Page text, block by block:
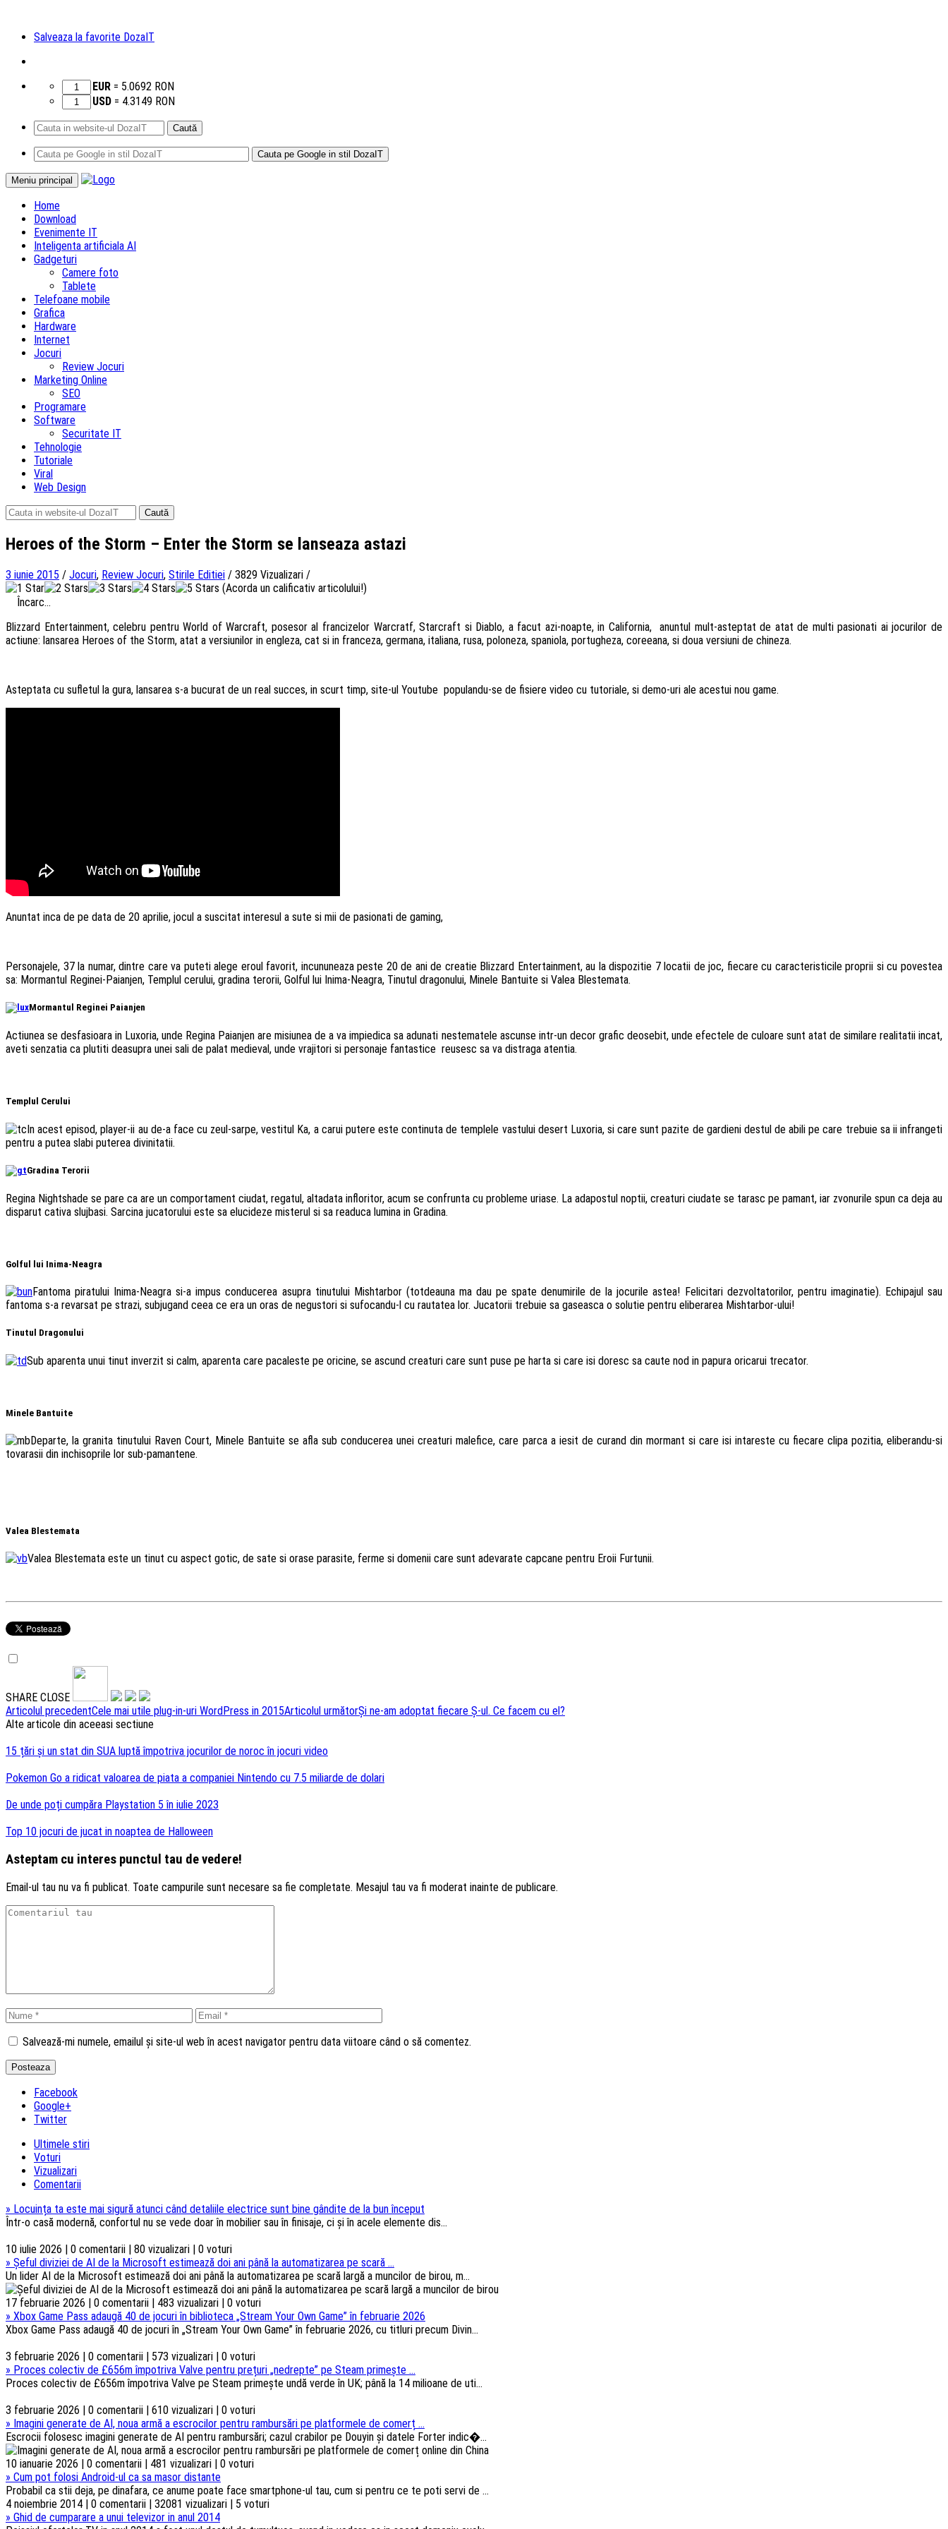
Salveaza la favorite DozaIT
EUR = 5.0692 RON
USD = 4.3149 RON
Caută
după:
Meniu principal
Sari
Home
Download
Evenimente IT
Inteligenta artificiala AI
Gadgeturi
Camere foto
Tablete
Telefoane mobile
Grafica
Hardware
Internet
Jocuri
Review Jocuri
Marketing Online
SEO
Programare
Software
Securitate IT
Tehnologie
Tutoriale
Viral
Web Design
Caută
după:
Heroes of the Storm – Enter the Storm se lanseaza astazi
3 iunie 2015 / Jocuri, Review Jocuri, Stirile Editiei / 3829 Vizualizari /
(Acorda un calificativ articolului!)
Încarc...
Blizzard Entertainment, celebru pentru World of Warcraft, posesor al francizelor Warcratf, Starcraft si Diablo, a facut azi-noapte, in California, anuntul mult-asteptat de atat de multi pasionati ai jocurilor de
actiune: lansarea Heroes of the Storm, atat a versiunilor in engleza, cat si in franceza, germana, italiana, rusa, poloneza, spaniola, portugheza, coreeana, si doua versiuni de chineza.
Asteptata cu sufletul la gura, lansarea s-a bucurat de un real succes, in scurt timp, site-ul Youtube populandu-se de fisiere video cu tutoriale, si demo-uri ale acestui nou game.
Anuntat inca de pe data de 20 aprilie, jocul a suscitat interesul a sute si mii de pasionati de gaming,
Personajele, 37 la numar, dintre care va puteti alege eroul favorit, incununeaza peste 20 de ani de creatie Blizzard Entertainment, au la dispozitie 7 locatii de joc, fiecare cu caracteristicile proprii si cu povestea
sa: Mormantul Reginei-Paianjen, Templul cerului, gradina terorii, Golful lui Inima-Neagra, Tinutul dragonului, Minele Bantuite si Valea Blestemata.
Mormantul Reginei Paianjen
Actiunea se desfasioara in Luxoria, unde Regina Paianjen are misiunea de a va impiedica sa adunati nestematele ascunse intr-un decor grafic deosebit, unde efectele de culoare sunt atat de similare realitatii incat,
aveti senzatia ca plutiti deasupra unei sali de palat medieval, unde vrajitori si personaje fantastice reusesc sa va distraga atentia.
Templul Cerului
In acest episod, player-ii au de-a face cu zeul-sarpe, vestitul Ka, a carui putere este continuta de templele vastului desert Luxoria, si care sunt pazite de gardieni destul de abili pe care trebuie sa ii infrangeti
pentru a putea slabi puterea divinitatii.
Gradina Terorii
Regina Nightshade se pare ca are un comportament ciudat, regatul, altadata infloritor, acum se confrunta cu probleme uriase. La adapostul noptii, creaturi ciudate se tarasc pe pamant, iar zvonurile spun ca deja au
disparut cativa slujbasi. Sarcina jucatorului este sa elucideze misterul si sa readuca lumina in Gradina.
Golful lui Inima-Neagra
Fantoma piratului Inima-Neagra si-a impus conducerea asupra tinutului Mishtarbor (totdeauna ma dau pe spate denumirile de la jocurile astea! Felicitari dezvoltatorilor, pentru imaginatie). Echipajul sau
fantoma s-a revarsat pe strazi, subjugand ceea ce era un oras de negustori si sufocandu-l cu rautatea lor. Jucatorii trebuie sa gaseasca o solutie pentru eliberarea Mishtarbor-ului!
Tinutul Dragonului
Sub aparenta unui tinut inverzit si calm, aparenta care pacaleste pe oricine, se ascund creaturi care sunt puse pe harta si care isi doresc sa caute nod in papura oricarui trecator.
Minele Bantuite
Departe, la granita tinutului Raven Court, Minele Bantuite se afla sub conducerea unei creaturi malefice, care parca a iesit de curand din mormant si care isi intareste cu fiecare clipa pozitia, eliberandu-si
tovarasii din inchisoprile lor sub-pamantene.
Valea Blestemata
Valea Blestemata este un tinut cu aspect gotic, de sate si orase parasite, ferme si domenii care sunt adevarate capcane pentru Eroii Furtunii.
SHARE CLOSE
Navigare
articole
Articolul precedentCele mai utile plug-in-uri WordPress in 2015Articolul următorŞi ne-am adoptat fiecare Ş-ul. Ce facem cu el?
Alte articole din aceeasi sectiune
15 țări și un stat din SUA luptă împotriva jocurilor de noroc în jocuri video
Pokemon Go a ridicat valoarea de piata a companiei Nintendo cu 7.5 miliarde de dolari
De unde poți cumpăra Playstation 5 în iulie 2023
Top 10 jocuri de jucat in noaptea de Halloween
Asteptam cu interes punctul tau de vedere!
Email-ul tau nu va fi publicat. Toate campurile sunt necesare sa fie completate. Mesajul tau va fi moderat inainte de publicare.
Salvează-mi numele, emailul și site-ul web în acest navigator pentru data viitoare când o să comentez.
Facebook
Google+
Twitter
Ultimele stiri
Voturi
Vizualizari
Comentarii
» Locuința ta este mai sigură atunci când detaliile electrice sunt bine gândite de la bun început
Într-o casă modernă, confortul nu se vede doar în mobilier sau în finisaje, ci și în acele elemente dis...
10 iulie 2026 | 0 comentarii | 80 vizualizari | 0 voturi
» Șeful diviziei de AI de la Microsoft estimează doi ani până la automatizarea pe scară ...
Un lider AI de la Microsoft estimează doi ani până la automatizarea pe scară largă a muncilor de birou, m...
17 februarie 2026 | 0 comentarii | 483 vizualizari | 0 voturi
» Xbox Game Pass adaugă 40 de jocuri în biblioteca „Stream Your Own Game” în februarie 2026
Xbox Game Pass adaugă 40 de jocuri în „Stream Your Own Game” în februarie 2026, cu titluri precum Divin...
3 februarie 2026 | 0 comentarii | 573 vizualizari | 0 voturi
» Proces colectiv de £656m împotriva Valve pentru prețuri „nedrepte” pe Steam primește ...
Proces colectiv de £656m împotriva Valve pe Steam primește undă verde în UK; până la 14 milioane de uti...
3 februarie 2026 | 0 comentarii | 610 vizualizari | 0 voturi
» Imagini generate de AI, noua armă a escrocilor pentru rambursări pe platformele de comerț ...
Escrocii folosesc imagini generate de AI pentru rambursări; cazul crabilor pe Douyin și datele Forter indic�...
10 ianuarie 2026 | 0 comentarii | 481 vizualizari | 0 voturi
» Cum pot folosi Android-ul ca sa masor distante
Probabil ca stii deja, pe dinafara, ce anume poate face smartphone-ul tau, cum si pentru ce te poti servi de ...
4 noiembrie 2014 | 0 comentarii | 32081 vizualizari | 5 voturi
» Ghid de cumparare a unui televizor in anul 2014